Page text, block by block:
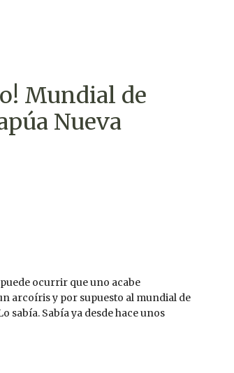
Mundial de
Nueva
ocurrir que uno acabe
arcoíris y por supuesto al mundial de
sabía. Sabía ya desde hace unos